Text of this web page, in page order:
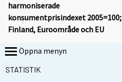
harmoniserade
konsumentprisindexet 2005=100;
Finland, Euroområde och EU
Öppna menyn
STATISTIK